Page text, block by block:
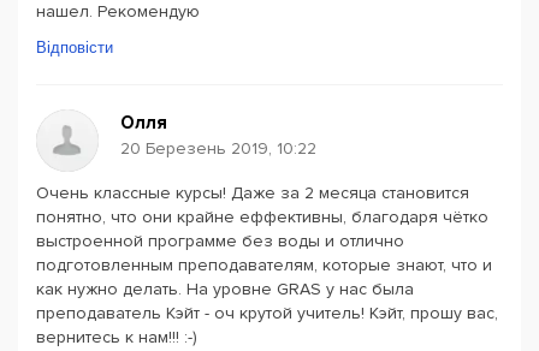
нашел. Рекомендую
Відповісти
Олля
20 Березень 2019, 10:22
Очень классные курсы! Даже за 2 месяца становится
понятно, что они крайне еффективны, благодаря чётко
выстроенной программе без воды и отлично
подготовленным преподавателям, которые знают, что и
как нужно делать. На уровне GRAS у нас была
преподаватель Кэйт - оч крутой учитель! Кэйт, прошу вас,
вернитесь к нам!!! :-)